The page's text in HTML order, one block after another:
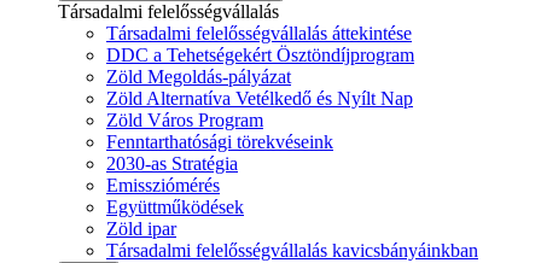
Társadalmi felelősségvállalás
Társadalmi felelősségvállalás áttekintése
DDC a Tehetségekért Ösztöndíjprogram
Zöld Megoldás-pályázat
Zöld Alternatíva Vetélkedő és Nyílt Nap
Zöld Város Program
Fenntarthatósági törekvéseink
2030-as Stratégia
Emissziómérés
Együttműködések
Zöld ipar
Társadalmi felelősségvállalás kavicsbányáinkban